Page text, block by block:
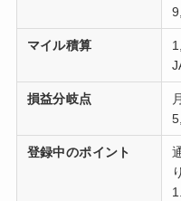
マイル積算
損益分岐点
登録中のポイント